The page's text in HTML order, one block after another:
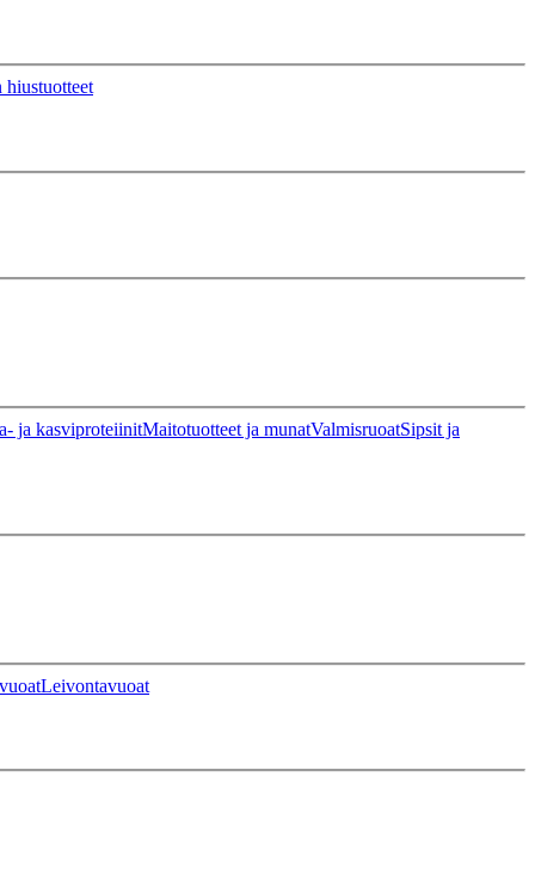
hiustuotteet
ja kasviproteiinitMaitotuotteet ja munatValmisruoatSipsit ja
Leivontavuoat